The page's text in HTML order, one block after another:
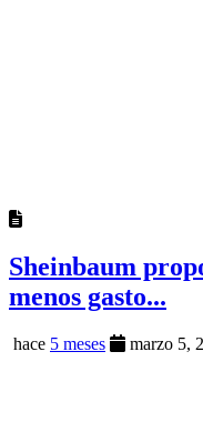
Sheinbaum
menos gasto...
hace 5 meses marzo 5,